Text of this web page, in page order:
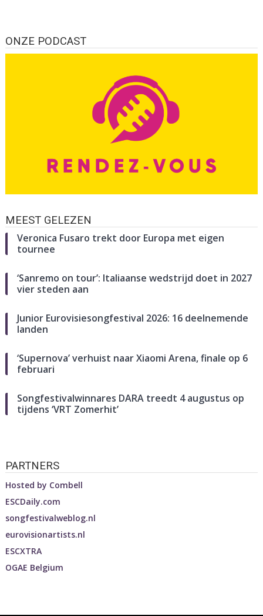
ONZE PODCAST
MEEST GELEZEN
Veronica Fusaro trekt door Europa met eigen
tournee
‘Sanremo on tour’: Italiaanse wedstrijd doet in 2027
vier steden aan
Junior Eurovisiesongfestival 2026: 16 deelnemende
landen
‘Supernova’ verhuist naar Xiaomi Arena, finale op 6
februari
Songfestivalwinnares DARA treedt 4 augustus op
tijdens ‘VRT Zomerhit’
PARTNERS
Hosted by Combell
ESCDaily.com
songfestivalweblog.nl
eurovisionartists.nl
ESCXTRA
OGAE Belgium